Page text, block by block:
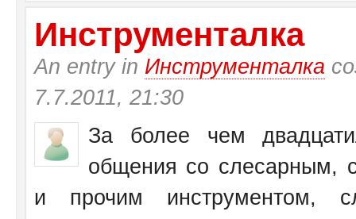
Инструменталка
An entry in Инструменталка
7.7.2011, 21:30
За более чем
общения со слесарным,
и прочим инструментом,